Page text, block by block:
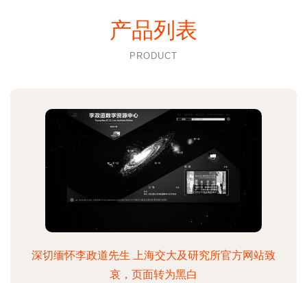
产品列表
PRODUCT
深切缅怀李政道先生 上海交大及研究所官方网站致
哀，页面转为黑白